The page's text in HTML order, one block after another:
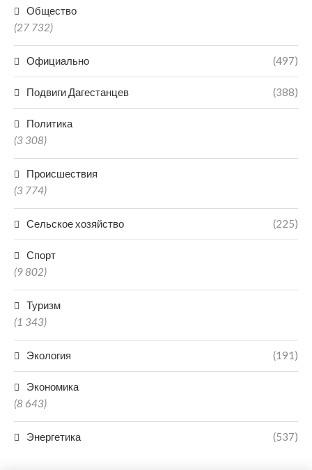
Общество
(27 732)
Официально (497)
Подвиги Дагестанцев (388)
Политика
(3 308)
Происшествия
(3 774)
Сельское хозяйство (225)
Спорт
(9 802)
Туризм
(1 343)
Экология (191)
Экономика
(8 643)
Энергетика (537)